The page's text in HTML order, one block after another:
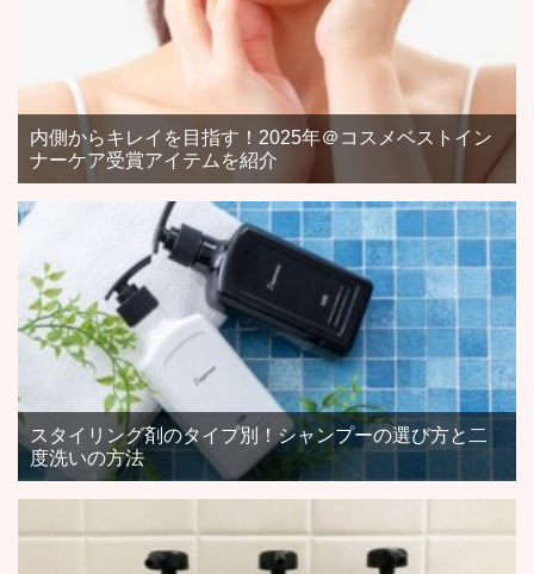
内側からキレイを目指す！2025年＠コスメベストイン
ナーケア受賞アイテムを紹介
スタイリング剤のタイプ別！シャンプーの選び方と二
度洗いの方法